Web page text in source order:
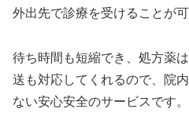
外出先で診療を受けることが可
待ち時間も短縮でき、処方薬
送も対応してくれるので、院
ない安心安全のサービスです。